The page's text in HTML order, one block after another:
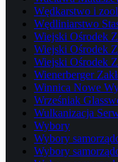
Wędkarstwo i
Wędliniarstwo
Wiejski Ośrodek
Wiejski Ośrodek
Wiejski Ośrodek
Wienerberger
Winnica Nowe
Wrześniak
Wulkanizacja
Wybory
Wybory
Wybory